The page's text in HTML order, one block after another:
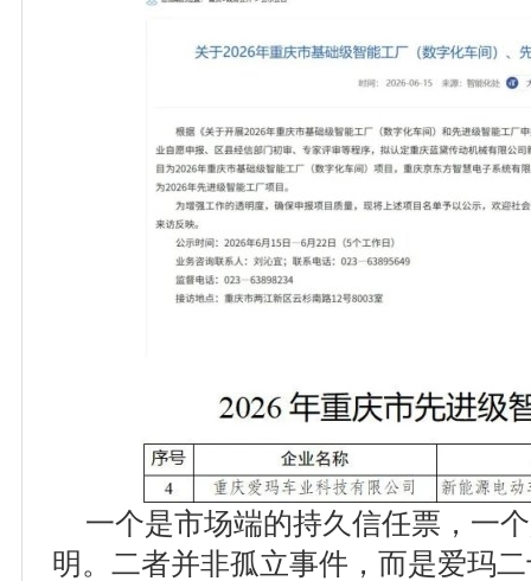
一个是市场端的持久信任票，一
明。二者并非孤立事件，而是爱玛